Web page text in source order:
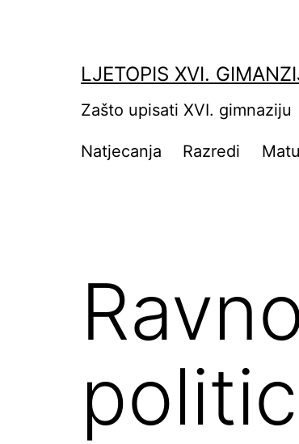
LJETOPIS XVI.
Zašto upisati XVI. gimnaziju
Natjecanja Razredi